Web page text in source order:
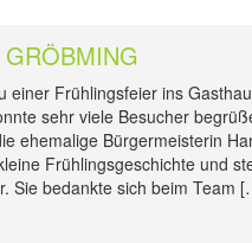
einer Frühlingsfeier ins
sehr viele Besucher
ehemalige Bürgermeisterin
Frühlingsgeschichte und
Sie bedankte sich beim Team